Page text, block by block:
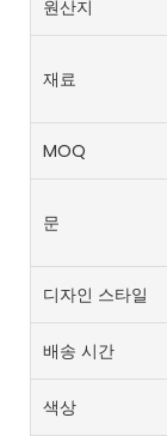
원산지
재료
MOQ
문
디자인 스타일
배송 시간
색상